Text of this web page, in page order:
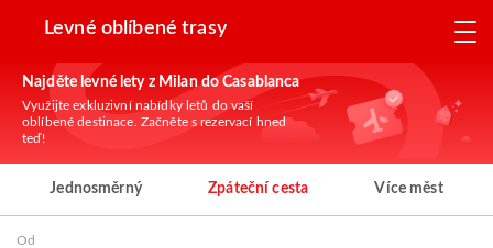
Levné oblíbené trasy
Najděte levné lety z Milan do Casablanca
Využijte exkluzivní nabídky letů do vaší
oblíbené destinace. Začněte s rezervací hned
teď!
Jednosměrný Zpáteční cesta Více měst
Od